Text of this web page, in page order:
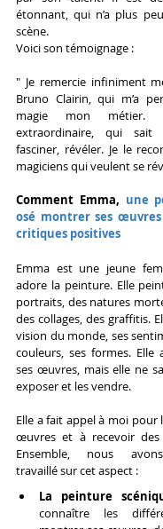
étonnant, qui n’a plus
scène.
Voici son témoignage :
" Je remercie infiniment
Bruno Clairin, qui m’a
magie mon métier.
extraordinaire, qui sait
fasciner, révéler. Je le
magiciens qui veulent se
Comment Emma, une
osé montrer ses
critiques positives
Emma est une jeune
adore la peinture. Elle
portraits, des natures
des collages, des graffitis.
vision du monde, ses
couleurs, ses formes.
ses œuvres, mais elle ne
exposer et les vendre.
Elle a fait appel à moi pour
œuvres et à recevoir des
Ensemble, nous
travaillé sur cet aspect :
La peinture
connaître les